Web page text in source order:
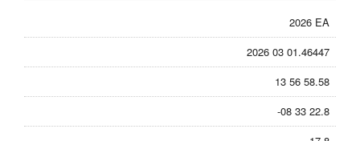
2026 EA
2026 03 01.46447
13 56 58.58
-08 33 22.8